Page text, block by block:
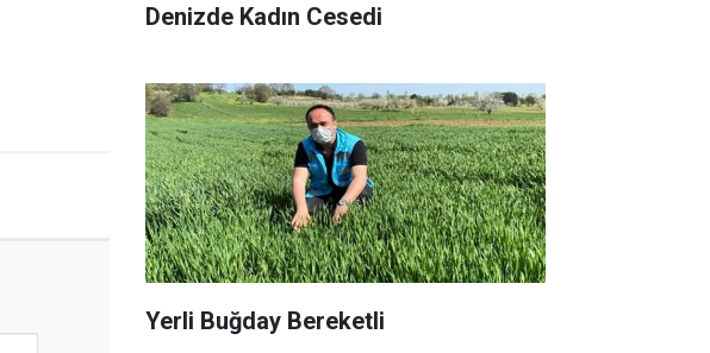
Denizde Kadın Cesedi
Yerli Buğday Bereketli